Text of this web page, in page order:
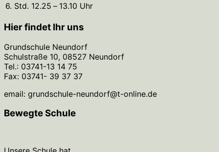
6. Std. 12.25 – 13.10 Uhr
Hier findet Ihr uns
Grundschule Neundorf
Schulstraße 10, 08527 Neundorf
Tel.: 03741-13 14 75
Fax: 03741- 39 37 37
email: grundschule-neundorf@t-online.de
Bewegte Schule